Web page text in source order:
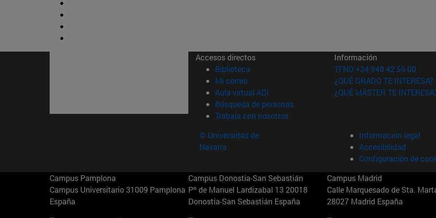
Accesos directos
Biblioteca (abre en nueva ventana)
Mi correo(abre en nueva ventana)
Aula virtual ADI (abre en nueva ventana)
Búsqueda de personas(abre en nueva ventana)
Trabaja con nosotros(abre en nueva ventana)
Información
TFNO +34 948 42 56 00
¿QUÉ GRADO TE INTERESA?
¿QUÉ MÁSTER TE
© Universidad de
Navarra
Información legal
Accesibilidad
Configuración de
Campus Pamplona
Campus Universitario 31009 Pamplona
España
Campus Donostia-San Sebastián
Pº de Manuel Lardizabal 13 20018
Donostia-San Sebastián España
Campus Madrid
Calle Marquesado de Sta.
28027 Madrid España